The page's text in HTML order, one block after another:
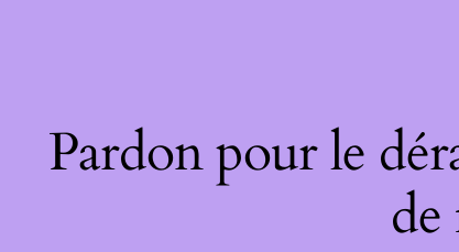
Pardon pour le